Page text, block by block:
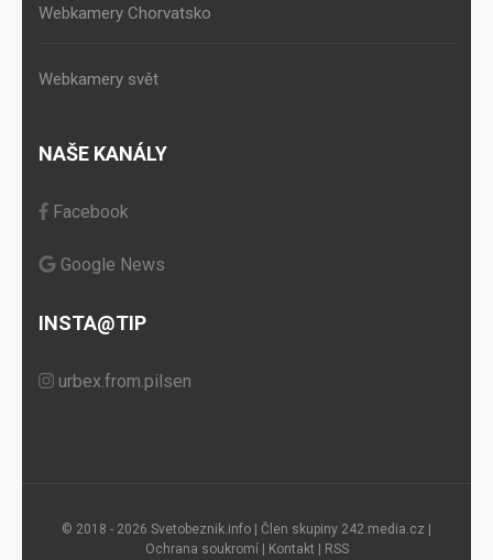
Webkamery Chorvatsko
Webkamery svět
NAŠE KANÁLY
Facebook
Google News
INSTA@TIP
urbex.from.pilsen
© 2018 - 2026 Svetobeznik.info | Člen skupiny 242.media.cz |
Ochrana soukromí| Kontakt | RSS